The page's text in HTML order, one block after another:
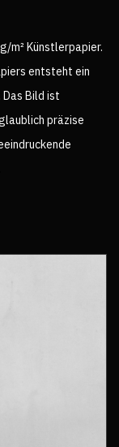
m² Künstlerpapier.
entsteht ein
Bild ist
präzise